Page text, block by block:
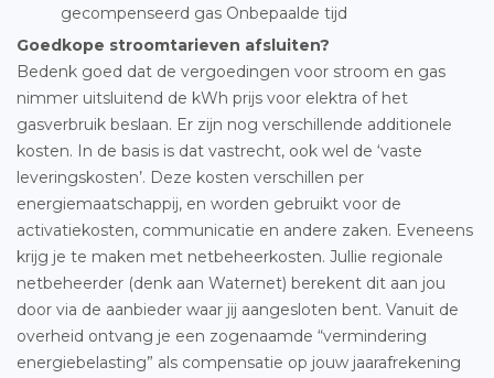
gecompenseerd gas Onbepaalde tijd
Goedkope stroomtarieven afsluiten?
Bedenk goed dat de vergoedingen voor stroom en gas
nimmer uitsluitend de kWh prijs voor elektra of het
gasverbruik beslaan. Er zijn nog verschillende additionele
kosten. In de basis is dat vastrecht, ook wel de ‘vaste
leveringskosten’. Deze kosten verschillen per
energiemaatschappij, en worden gebruikt voor de
activatiekosten, communicatie en andere zaken. Eveneens
krijg je te maken met netbeheerkosten. Jullie regionale
netbeheerder (denk aan Waternet) berekent dit aan jou
door via de aanbieder waar jij aangesloten bent. Vanuit de
overheid ontvang je een zogenaamde “vermindering
energiebelasting” als compensatie op jouw jaarafrekening